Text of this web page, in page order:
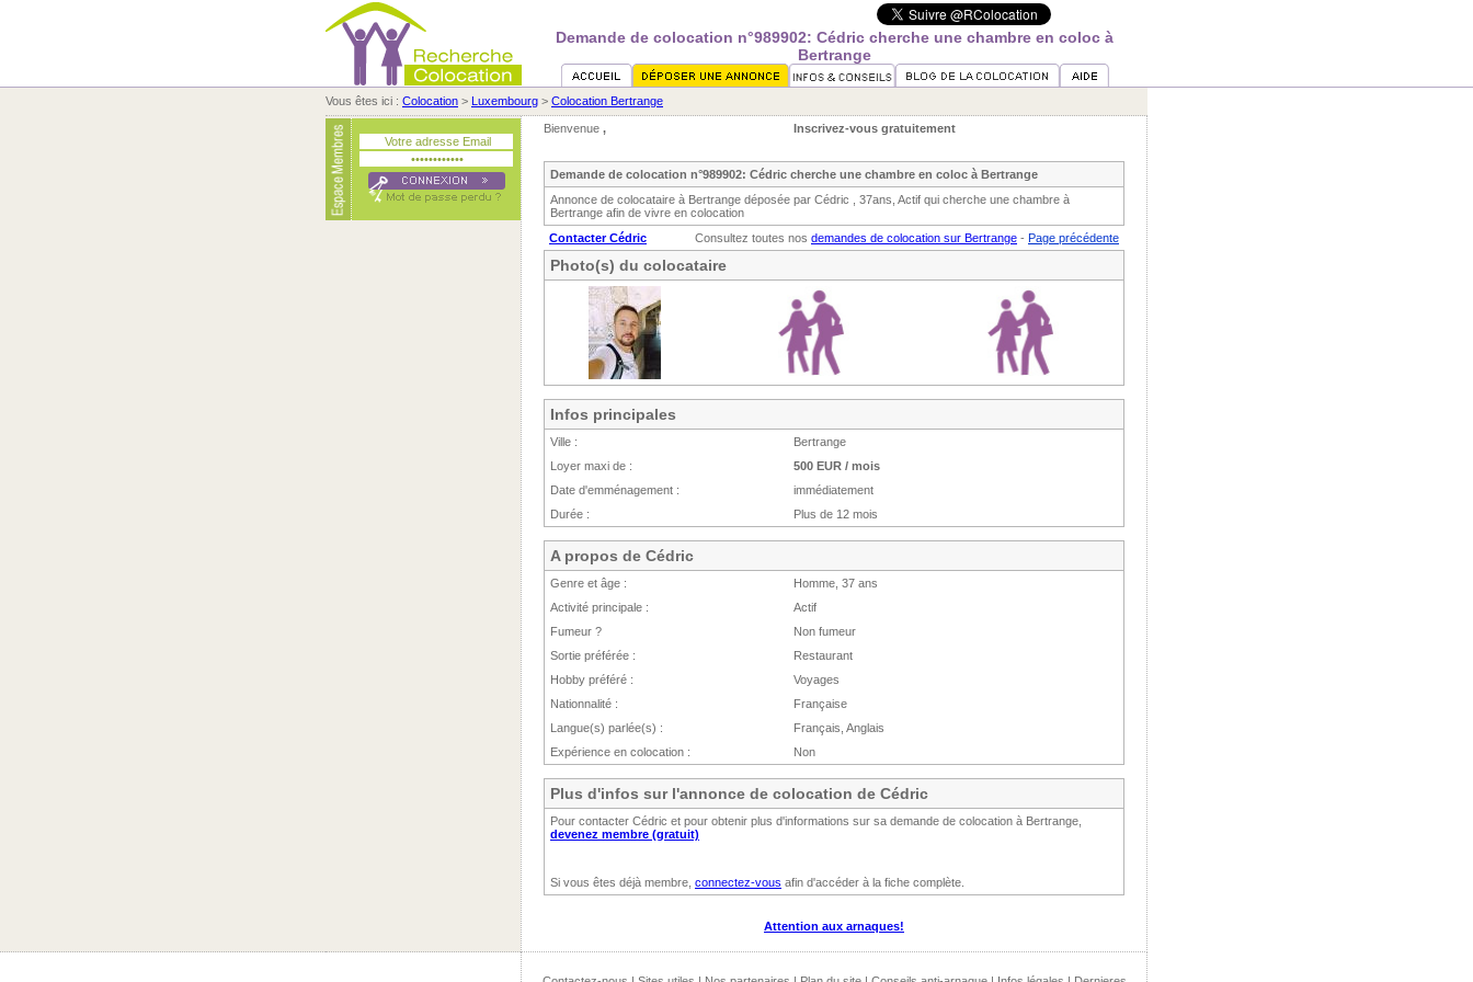
Demande de colocation n°989902: Cédric cherche une chambre en coloc à
Bertrange
Vous êtes ici : Colocation > Luxembourg > Colocation Bertrange
Bienvenue , Inscrivez-vous gratuitement
Demande de colocation n°989902: Cédric cherche une chambre en coloc à Bertrange
Annonce de colocataire à Bertrange déposée par Cédric , 37ans, Actif qui cherche une chambre à
Bertrange afin de vivre en colocation
Contacter Cédric
Consultez toutes nos demandes de colocation sur Bertrange - Page précédente
Photo(s) du colocataire
Infos principales
Ville :
Bertrange
Loyer maxi de :
500 EUR / mois
Date d'emménagement :
immédiatement
Durée :
Plus de 12 mois
A propos de Cédric
Genre et âge :
Homme, 37 ans
Activité principale :
Actif
Fumeur ?
Non fumeur
Sortie préférée :
Restaurant
Hobby préféré :
Voyages
Nationnalité :
Française
Langue(s) parlée(s) :
Français, Anglais
Expérience en colocation :
Non
Plus d'infos sur l'annonce de colocation de Cédric
Pour contacter Cédric et pour obtenir plus d'informations sur sa demande de colocation à Bertrange,
devenez membre (gratuit)
Si vous êtes déjà membre, connectez-vous afin d'accéder à la fiche complète.
Attention aux arnaques!